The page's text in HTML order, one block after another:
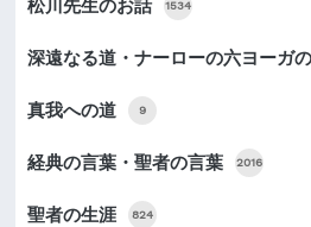
松川先生のお話 1534
深遠なる道・ナーローの六ヨーガ
真我への道 9
経典の言葉・聖者の言葉 2016
聖者の生涯 824